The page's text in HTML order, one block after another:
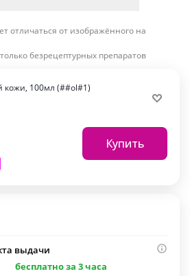
отличаться от изображённого на
безрецептурных препаратов
кожи, 100мл (##ol#1)
Купить
выдачи
бесплатно за 3 часа